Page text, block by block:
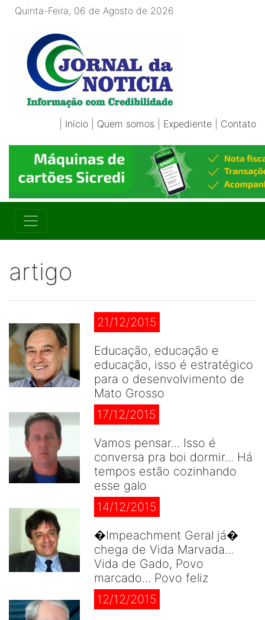
Quinta-Feira, 06 de Agosto de 2026
Início Quem somos Expediente Contato
artigo
21/12/2015
Educação, educação e
educação, isso é estratégico
para o desenvolvimento de
Mato Grosso
17/12/2015
Vamos pensar... Isso é
conversa pra boi dormir... Há
tempos estão cozinhando
esse galo
14/12/2015
�Impeachment Geral já�
chega de Vida Marvada...
Vida de Gado, Povo
marcado... Povo feliz
12/12/2015